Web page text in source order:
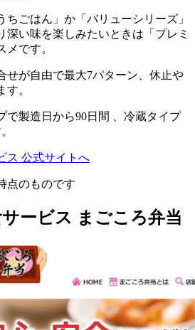
ごはん」か「バリューシリーズ」
深い味を楽しみたいときは「プレミ
メです。
せが自由で最大7パターン、休止や
。
で製造日から90日間 、冷蔵タイプ
ス 公式サイトへ
点のものです
ービス まごころ弁当